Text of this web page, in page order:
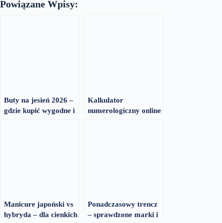
Powiązane Wpisy:
Buty na jesień 2026 –
gdzie kupić wygodne i
Kalkulator
numerologiczny online
Manicure japoński vs
hybryda – dla cienkich
Ponadczasowy trencz
– sprawdzone marki i